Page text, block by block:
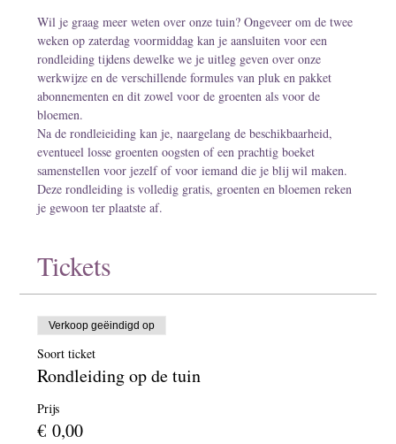
Wil je graag meer weten over onze tuin? Ongeveer om de twee
weken op zaterdag voormiddag kan je aansluiten voor een
rondleiding tijdens dewelke we je uitleg geven over onze
werkwijze en de verschillende formules van pluk en pakket
abonnementen en dit zowel voor de groenten als voor de
bloemen.
Na de rondleieiding kan je, naargelang de beschikbaarheid,
eventueel losse groenten oogsten of een prachtig boeket
samenstellen voor jezelf of voor iemand die je blij wil maken.
Deze rondleiding is volledig gratis, groenten en bloemen reken
je gewoon ter plaatste af.
Tickets
Verkoop geëindigd op
Soort ticket
Rondleiding op de tuin
Prijs
€ 0,00